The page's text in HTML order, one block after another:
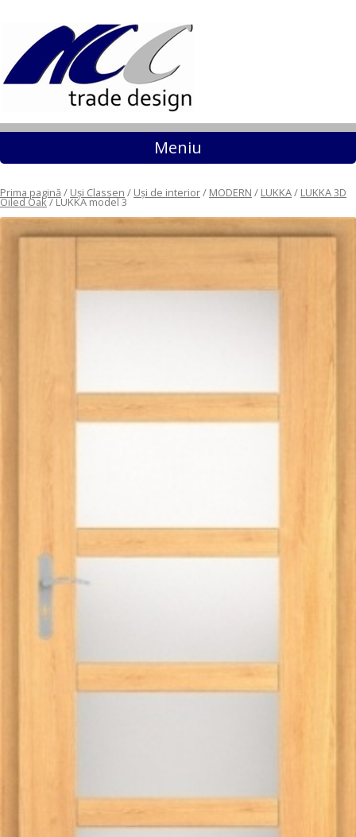
Meniu Sari la conținut
Prima pagină / Uși Classen / Uși de interior/ MODERN / LUKKA/ LUKKA 3D
Oiled Oak/ LUKKA model 3